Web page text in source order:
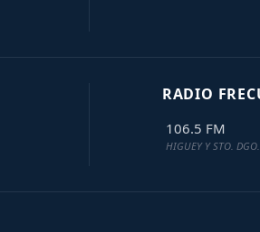
RADIO
106.5 FM
HIGUEY Y STO. DGO.